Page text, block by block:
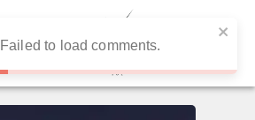
Failed to load comments.